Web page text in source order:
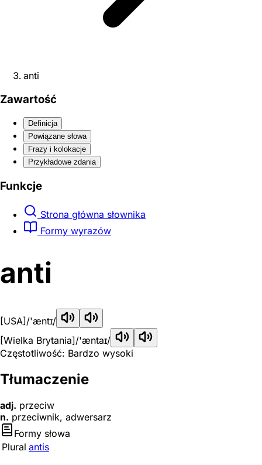
anti
Zawartość
Definicja
Powiązane słowa
Frazy i kolokacje
Przykładowe zdania
Funkcje
Strona główna słownika
Formy wyrazów
anti
[USA] /'æntɪ/
[Wielka Brytania]/'æntaɪ/
Częstotliwość: Bardzo wysoki
Tłumaczenie
adj. przeciw
n. przeciwnik, adwersarz
Formy słowa
Plural antis